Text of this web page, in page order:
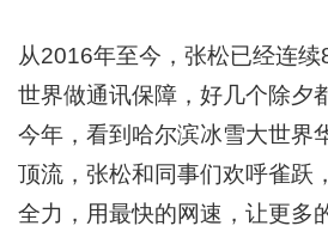
从2016年至今，张松已经连
世界做通讯保障，好几个除夕
今年，看到哈尔滨冰雪大世界
顶流，张松和同事们欢呼雀跃
全力，用最快的网速，让更多